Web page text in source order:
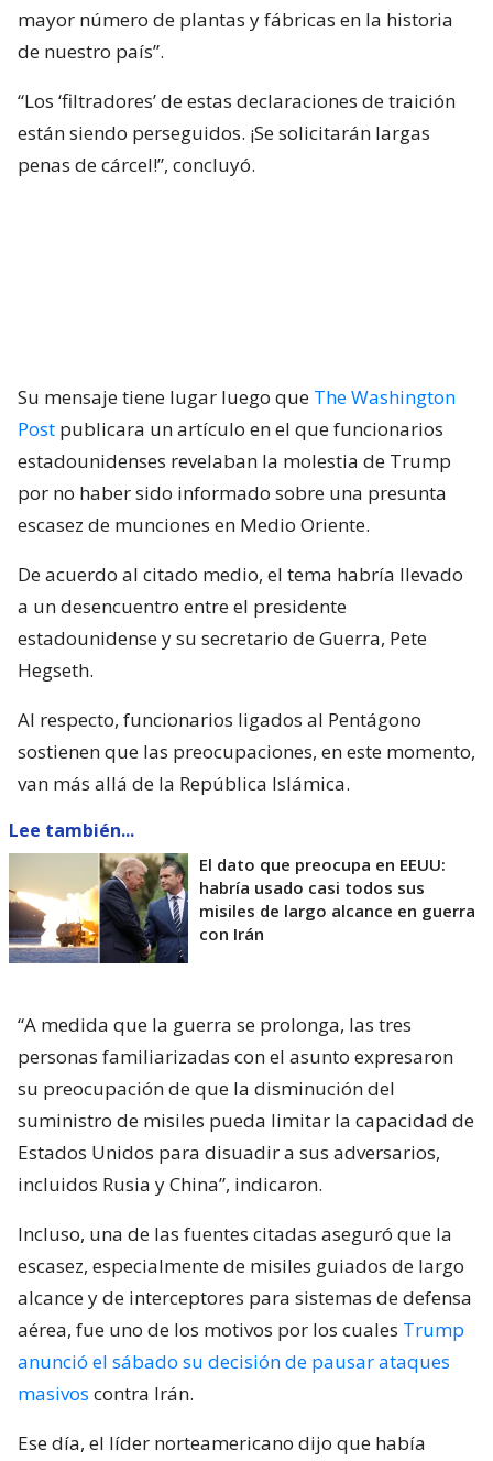
mayor número de plantas y fábricas en la historia
de nuestro país”.
“Los ‘filtradores’ de estas declaraciones de traición
están siendo perseguidos. ¡Se solicitarán largas
penas de cárcel!”, concluyó.
Su mensaje tiene lugar luego que The Washington
Post publicara un artículo en el que funcionarios
estadounidenses revelaban la molestia de Trump
por no haber sido informado sobre una presunta
escasez de munciones en Medio Oriente.
De acuerdo al citado medio, el tema habría llevado
a un desencuentro entre el presidente
estadounidense y su secretario de Guerra, Pete
Hegseth.
Al respecto, funcionarios ligados al Pentágono
sostienen que las preocupaciones, en este momento,
van más allá de la República Islámica.
Lee también...
El dato que preocupa en EEUU:
habría usado casi todos sus
misiles de largo alcance en guerra
con Irán
“A medida que la guerra se prolonga, las tres
personas familiarizadas con el asunto expresaron
su preocupación de que la disminución del
suministro de misiles pueda limitar la capacidad de
Estados Unidos para disuadir a sus adversarios,
incluidos Rusia y China”, indicaron.
Incluso, una de las fuentes citadas aseguró que la
escasez, especialmente de misiles guiados de largo
alcance y de interceptores para sistemas de defensa
aérea, fue uno de los motivos por los cuales Trump
anunció el sábado su decisión de pausar ataques
masivos contra Irán.
Ese día, el líder norteamericano dijo que había